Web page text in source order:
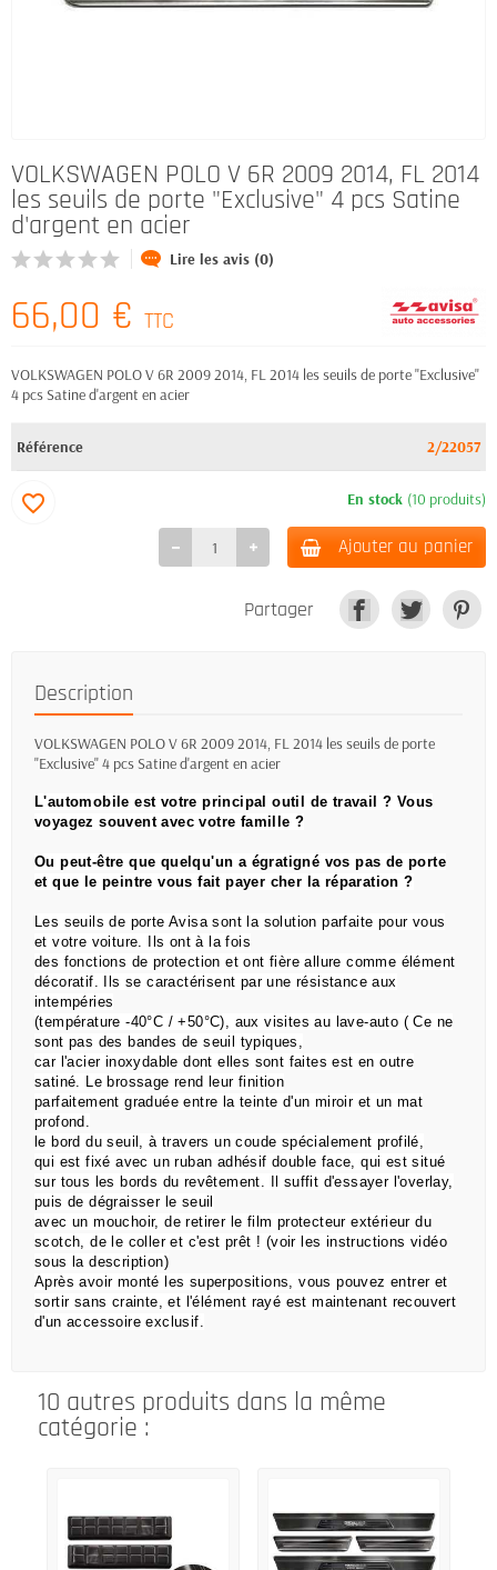
VOLKSWAGEN POLO V 6R 2009 2014, FL 2014
les seuils de porte "Exclusive" 4 pcs Satine
d'argent en acier
Lire les avis (0)
66,00 € TTC
VOLKSWAGEN POLO V 6R 2009 2014, FL 2014 les seuils de porte "Exclusive"
4 pcs Satine d'argent en acier
Référence 2/22057
En stock (10 produits)
Ajouter au panier
favorite_border
Partager
Description
VOLKSWAGEN POLO V 6R 2009 2014, FL 2014 les seuils de porte
"Exclusive" 4 pcs Satine d'argent en acier
L'automobile est votre principal outil de travail ? Vous
voyagez souvent avec votre famille ?
Ou peut-être que quelqu'un a égratigné vos pas de porte
et que le peintre vous fait payer cher la réparation ?
Les seuils de porte Avisa sont la solution parfaite pour vous
et votre voiture. Ils ont à la fois
des fonctions de protection et ont fière allure comme élément
décoratif. Ils se caractérisent par une résistance aux
intempéries
(température -40°C / +50°C), aux visites au lave-auto ( Ce ne
sont pas des bandes de seuil typiques,
car l'acier inoxydable dont elles sont faites est en outre
satiné. Le brossage rend leur finition
parfaitement graduée entre la teinte d'un miroir et un mat
profond.
le bord du seuil, à travers un coude spécialement profilé,
qui estfixé avec un ruban adhésif double face,qui est situé
sur tous les bords du revêtement.
Il suffit d'essayer l'overlay,
puis de dégraisser le seuil
avec un mouchoir, de retirer le film protecteur extérieur du
scotch, de le coller et c'est prêt ! (voir les instructions vidéo
sous la description)
Après avoir monté les superpositions, vous pouvez entrer et
sortir sans crainte, et l'élément rayé est maintenant recouvert
d'un accessoire exclusif.
10 autres produits dans la même
catégorie :